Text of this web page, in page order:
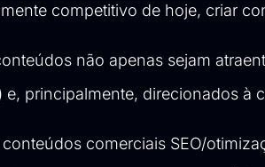
competitivo de hoje, criar
não apenas sejam
e, principalmente, direcionados à
comerciais SEO/